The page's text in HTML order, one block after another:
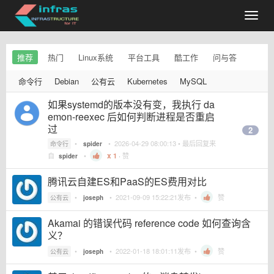
推荐 热门 Linux系统 平台工具 酷工作 问与答
命令行 Debian 公有云 Kubernetes MySQL
如果systemd的版本没有变，我执行 da
emon-reexec 后如何判断进程是否重启
过
命令行 • spider • 2026-04-29 08:00:13 • 最后回复来
自 spider • 1 · 赞
2
腾讯云自建ES和PaaS的ES费用对比
公有云 • joseph • 2021-09-09 15:22:21发布 • 赞
Akamai 的错误代码 reference code 如何查询含
义？
公有云 • joseph • 2022-01-18 18:01:11发布 • 赞